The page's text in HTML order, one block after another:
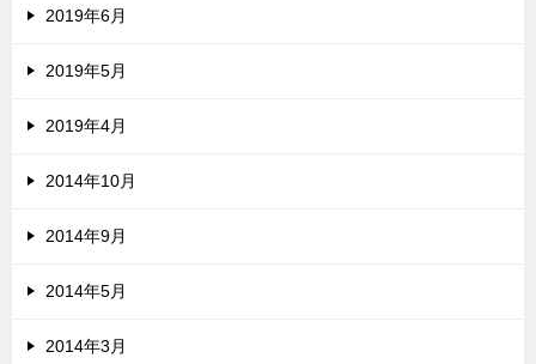
2019年6月
2019年5月
2019年4月
2014年10月
2014年9月
2014年5月
2014年3月